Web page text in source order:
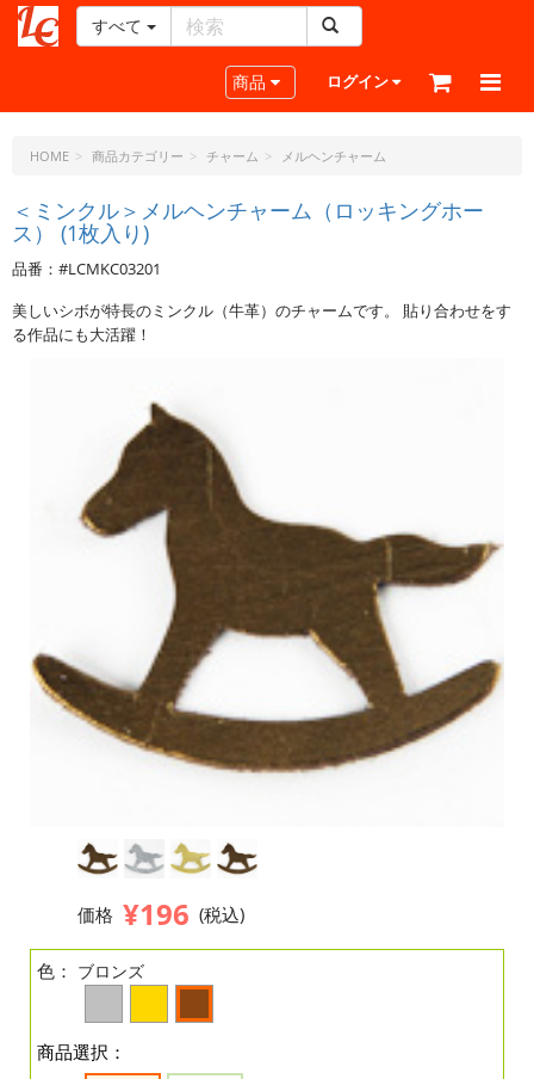
ー
ラ
ト・
ド
ッ
ト・
ジ
ェ
すべて
Toggle navigation
商品 ログイン
HOME 商品カテゴリー チャーム メルヘンチャーム
＜ミンクル＞メルヘンチャーム（ロッキングホー
ス） (1枚入り)
品番：#LCMKC03201
美しいシボが特長のミンクル（牛革）のチャームです。 貼り合わせをす
る作品にも大活躍！
価格 ¥196 (税込)
色： ブロンズ
商品選択：